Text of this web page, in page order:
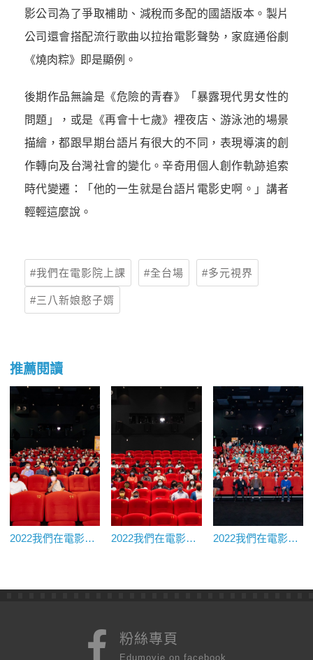
影公司為了爭取補助、減稅而多配的國語版本。製片
公司還會搭配流行歌曲以拉抬電影聲勢，家庭通俗劇
《燒肉粽》即是顯例。
後期作品無論是《危險的青春》「暴露現代男女性的
問題」，或是《再會十七歲》裡夜店、游泳池的場景
描繪，都跟早期台語片有很大的不同，表現導演的創
作轉向及台灣社會的變化。辛奇用個人創作軌跡追索
時代變遷：「他的一生就是台語片電影史啊。」講者
輕輕這麼說。
我們在電影院上課 全台場 多元視界
三八新娘憨子婿
推薦閱讀
2022我們在電影院上課@國家影視聽中心★《推手》｜新北市新莊高中 2022我們在電影院上課@國家影視聽中心★《台北星期天》｜南投縣社寮國中 2022我們在電影院上課@國家影視聽中心★《KANO》｜新北市中信國小
粉絲專頁
Edumovie on facebook